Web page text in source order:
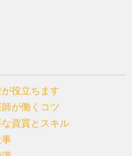
役立ちます
が働くコツ
資質とスキル
事